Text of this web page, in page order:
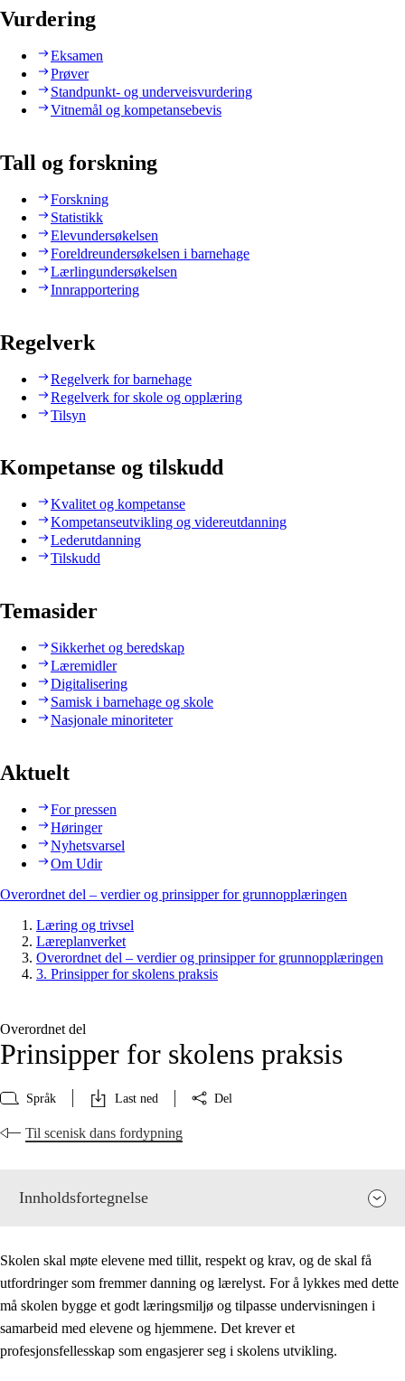
Vurdering
Eksamen
Prøver
Standpunkt- og underveisvurdering
Vitnemål og kompetansebevis
Tall og forskning
Forskning
Statistikk
Elevundersøkelsen
Foreldreundersøkelsen i barnehage
Lærlingundersøkelsen
Innrapportering
Regelverk
Regelverk for barnehage
Regelverk for skole og opplæring
Tilsyn
Kompetanse og tilskudd
Kvalitet og kompetanse
Kompetanseutvikling og videreutdanning
Lederutdanning
Tilskudd
Temasider
Sikkerhet og beredskap
Læremidler
Digitalisering
Samisk i barnehage og skole
Nasjonale minoriteter
Aktuelt
For pressen
Høringer
Nyhetsvarsel
Om Udir
Overordnet del – verdier og prinsipper for grunnopplæringen
Læring og trivsel
Læreplanverket
Overordnet del – verdier og prinsipper for grunnopplæringen
3. Prinsipper for skolens praksis
Overordnet del
Prinsipper for skolens praksis
Språk Last ned Del
Til scenisk dans fordypning
Innholdsfortegnelse
Skolen skal møte elevene med tillit, respekt og krav, og de skal få
utfordringer som fremmer danning og lærelyst. For å lykkes med dette
må skolen bygge et godt læringsmiljø og tilpasse undervisningen i
samarbeid med elevene og hjemmene. Det krever et
profesjonsfellesskap som engasjerer seg i skolens utvikling.